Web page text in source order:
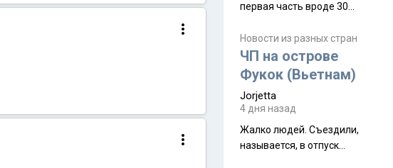
первая часть вроде 30
Дивали 8 ноября.
Новости из разных стран
ЧП на острове
Фукок (Вьетнам)
Jorjetta
4 дня назад
Жалко людей. Съездили,
называется, в отпуск...